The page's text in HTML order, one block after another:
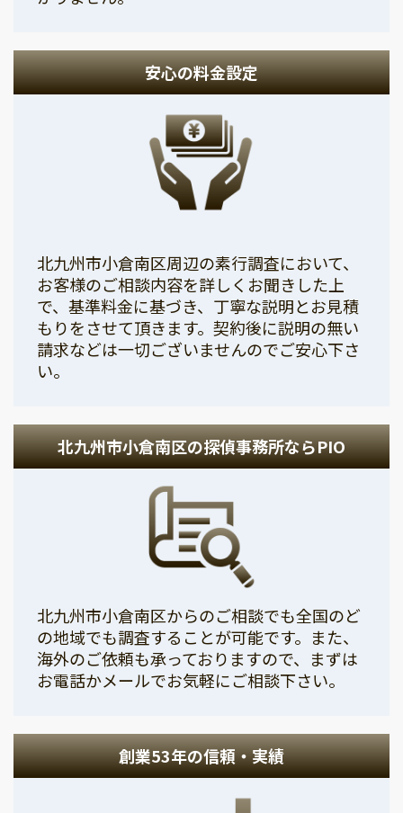
安心の料金設定
北九州市小倉南区周辺の素行調査において、
お客様のご相談内容を詳しくお聞きした上
で、基準料金に基づき、丁寧な説明とお見積
もりをさせて頂きます。契約後に説明の無い
請求などは一切ございませんのでご安心下さ
い。
北九州市小倉南区の探偵事務所ならPIO
北九州市小倉南区からのご相談でも全国のど
の地域でも調査することが可能です。また、
海外のご依頼も承っておりますので、まずは
お電話かメールでお気軽にご相談下さい。
創業53年の信頼・実績